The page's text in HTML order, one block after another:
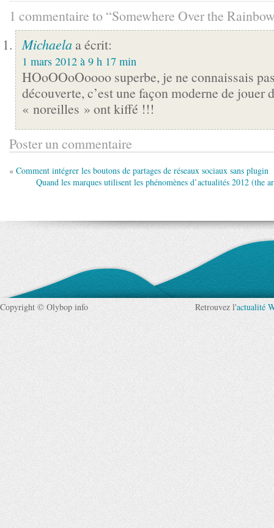
1 commentaire to “Somewhere Over the
Michaela a écrit:
1 mars 2012 à 9 h 17 min
HOoOOoOoooo superbe, je ne connaissais
découverte, c’est une façon moderne de jouer
« noreilles » ont kiffé !!!
Poster un commentaire
« Comment intégrer les boutons de partages de réseaux sociaux sans plugin
Quand les marques utilisent les phénomènes d’actualités 2012
Copyright © Olybop info Retrouvez l'actualité